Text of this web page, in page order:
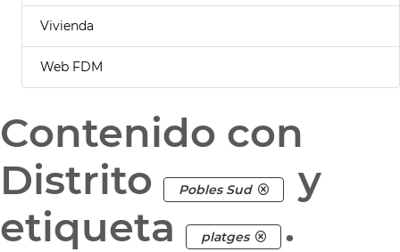
Vivienda
Web FDM
Contenido con
Distrito
Pobles Sud
y
etiqueta
platges .